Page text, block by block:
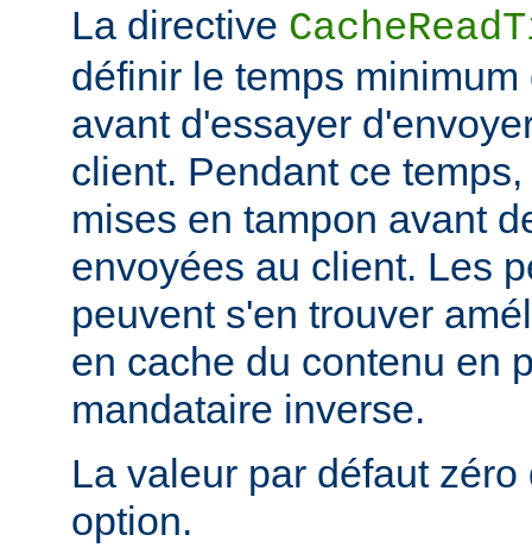
La directive
définir le temps
avant d'essayer
client. Pendant ce
mises en tampon avant
envoyées au client. Les
peuvent s'en trouver
en cache du contenu en
mandataire inverse.
La valeur par défaut
option.